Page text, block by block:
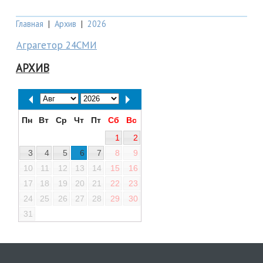
Главная | Архив | 2026
Аграгетор 24СМИ
АРХИВ
Пн Вт Ср Чт Пт Сб
Вс
1
2
3
4 5 6 7 8
9
10
11 12 13 14 15
16
17
18 19 20 21 22
23
24
25 26 27 28 29
30
31